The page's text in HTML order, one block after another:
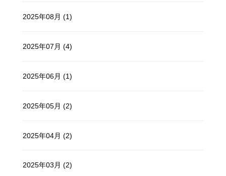
2025年08月 (1)
2025年07月 (4)
2025年06月 (1)
2025年05月 (2)
2025年04月 (2)
2025年03月 (2)